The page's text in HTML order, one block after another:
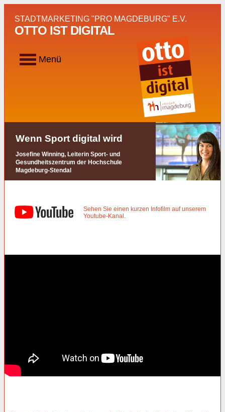
STADTMARKETING "PRO MAGDEBURG" E.V.
OTTO IST DIGITAL
Toggle
navigation
Menü
Wenn Sport digital wird
Josefine Winning, Leiterin Sport- und
Gesundheitszentrum der Hochschule
Magdeburg-Stendal
Sehen Sie einen kurzen Infofilm auf unserem
Youtube-Kanal.